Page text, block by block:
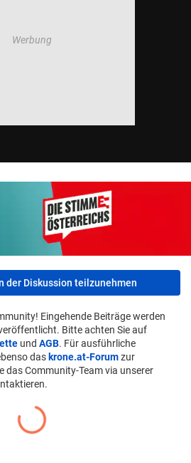
der Diskussion teilzunehmen
Eingehende Beiträge werden
Bitte achten Sie auf
und AGB. Für ausführliche
das krone.at-Forumzur
das Community-Team via unserer